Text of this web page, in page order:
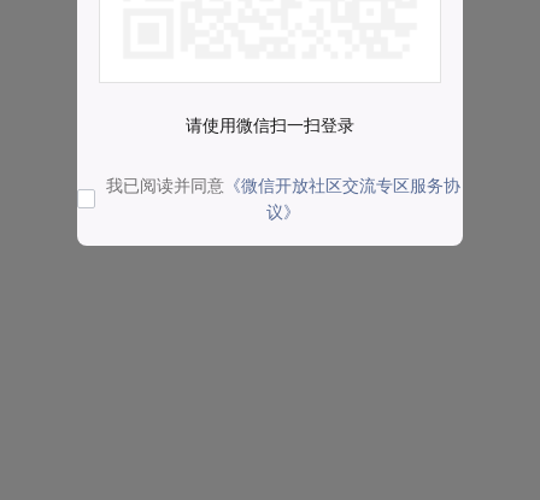
请使用微信扫一扫登录
我已阅读并同意 《微信开放社区交流专区服务协
议》